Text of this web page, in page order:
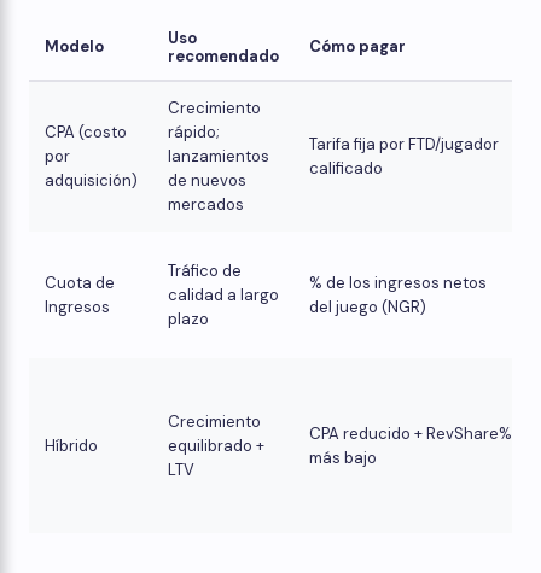
Modelo
Uso
recomendado
Cómo pagar
CPA (costo
por
adquisición)
Crecimiento
rápido;
lanzamientos
de nuevos
mercados
Tarifa fija por FTD/jugador
calificado
Cuota de
Ingresos
Tráfico de
calidad a largo
plazo
% de los ingresos netos
del juego (NGR)
Híbrido
Crecimiento
equilibrado +
LTV
CPA reducido + RevShare%
más bajo